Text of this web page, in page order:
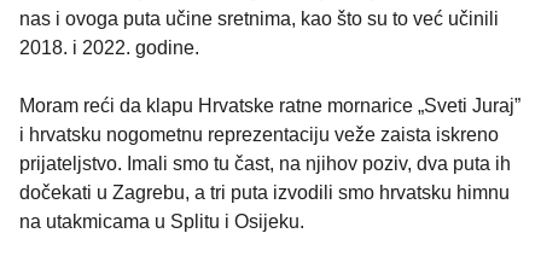
nas i ovoga puta učine sretnima, kao što su to već učinili
2018. i 2022. godine.
Moram reći da klapu Hrvatske ratne mornarice „Sveti Juraj”
i hrvatsku nogometnu reprezentaciju veže zaista iskreno
prijateljstvo. Imali smo tu čast, na njihov poziv, dva puta ih
dočekati u Zagrebu, a tri puta izvodili smo hrvatsku himnu
na utakmicama u Splitu i Osijeku.